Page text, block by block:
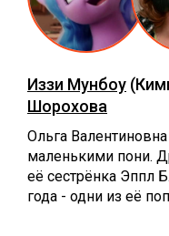
Иззи Мунбоу
Шорохова
Ольга
маленькими пони.
её сестрёнка Эппл
года - одни из её